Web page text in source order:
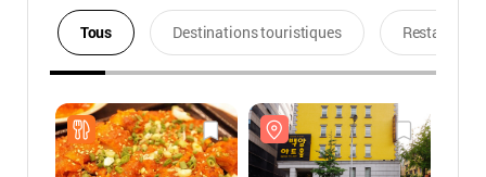
Tous Destinations touristiques Restaurants